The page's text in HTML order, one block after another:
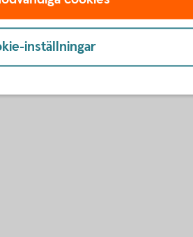
inställningar